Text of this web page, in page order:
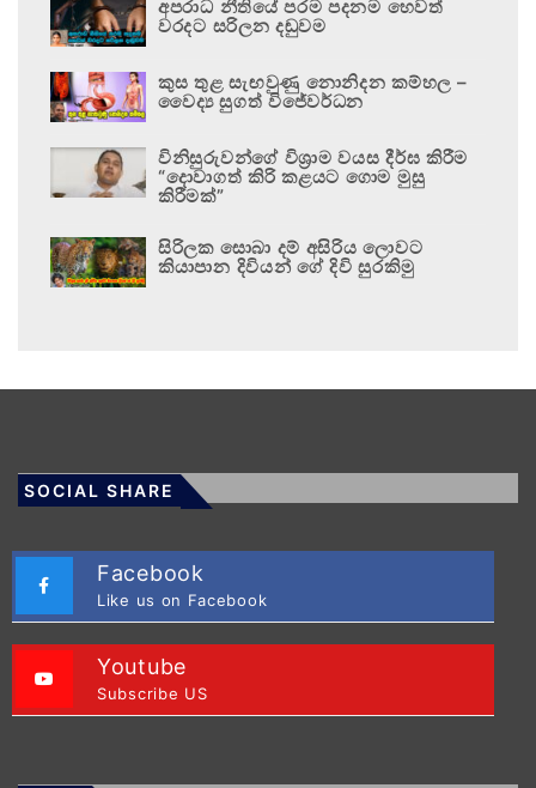
අපරාධ නීතියේ පරම පදනම හෙවත්
වරදට සරිලන දඬුවම
කුස තුළ සැඟවුණු නොනිදන කම්හල –
වෛද්‍ය සුගත් විජේවර්ධන
විනිසුරුවන්ගේ විශ්‍රාම වයස දීර්ඝ කිරීම
“දොවාගත් කිරි කළයට ගොම මුසු
කිරීමක්”
සිරිලක සොබා දම් අසිරිය ලොවට
කියාපාන දිවියන් ගේ දිවි සුරකිමු
SOCIAL SHARE
Facebook
Like us on Facebook
Youtube
Subscribe US